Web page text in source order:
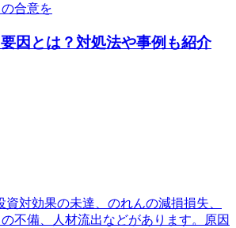
合意を
因とは？対処法や事例も紹介
対効果の未達、のれんの減損損失、
不備、人材流出などがあります。原因